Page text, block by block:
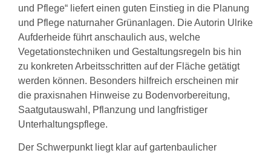
und Pflege“ liefert einen guten Einstieg in die Planung
und Pflege naturnaher Grünanlagen. Die Autorin Ulrike
Aufderheide führt anschaulich aus, welche
Vegetationstechniken und Gestaltungsregeln bis hin
zu konkreten Arbeitsschritten auf der Fläche getätigt
werden können. Besonders hilfreich erscheinen mir
die praxisnahen Hinweise zu Bodenvorbereitung,
Saatgutauswahl, Pflanzung und langfristiger
Unterhaltungspflege.
Der Schwerpunkt liegt klar auf gartenbaulicher